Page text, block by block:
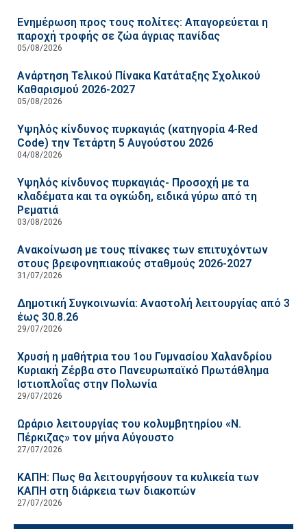
Ενημέρωση προς τους πολίτες: Απαγορεύεται η
παροχή τροφής σε ζώα άγριας πανίδας
05/08/2026
Ανάρτηση Τελικού Πίνακα Κατάταξης Σχολικού
Καθαρισμού 2026-2027
05/08/2026
Υψηλός κίνδυνος πυρκαγιάς (κατηγορία 4-Red
Code) την Τετάρτη 5 Αυγούστου 2026
04/08/2026
Υψηλός κίνδυνος πυρκαγιάς- Προσοχή με τα
κλαδέματα και τα ογκώδη, ειδικά γύρω από τη
Ρεματιά
03/08/2026
Ανακοίνωση με τους πίνακες των επιτυχόντων
στους βρεφονηπιακούς σταθμούς 2026-2027
31/07/2026
Δημοτική Συγκοινωνία: Αναστολή λειτουργίας από 3
έως 30.8.26
29/07/2026
Χρυσή η μαθήτρια του 1ου Γυμνασίου Χαλανδρίου
Κυριακή Ζέρβα στο Πανευρωπαϊκό Πρωτάθλημα
Ιστιοπλοΐας στην Πολωνία
29/07/2026
Ωράριο λειτουργίας του κολυμβητηρίου «Ν.
Πέρκιζας» τον μήνα Αύγουστο
27/07/2026
ΚΑΠΗ: Πως θα λειτουργήσουν τα κυλικεία των
ΚΑΠΗ στη διάρκεια των διακοπών
27/07/2026